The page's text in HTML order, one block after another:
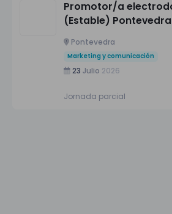
Promotor/a
(Estable) Pontevedra
Pontevedra
Marketing y comunicación
23 Julio 2026
Jornada parcial